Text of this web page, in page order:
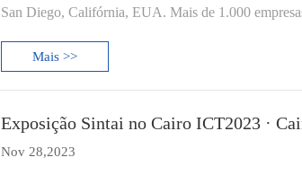
San Diego, Califórnia, EUA. Mais de 1.000
Mais >>
Exposição Sintai no Cairo ICT2023 ·
Nov 28,2023